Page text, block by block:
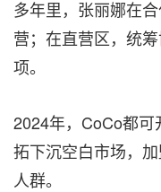
多年里，张丽娜在
营；在直营区，统
项。
2024年，CoCo都
拓下沉空白市场，
人群。